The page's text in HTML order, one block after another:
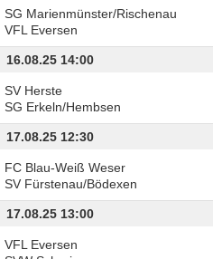
SG Marienmünster/Rischenau
VFL Eversen
16.08.25 14:00
SV Herste
SG Erkeln/Hembsen
17.08.25 12:30
FC Blau-Weiß Weser
SV Fürstenau/Bödexen
17.08.25 13:00
VFL Eversen